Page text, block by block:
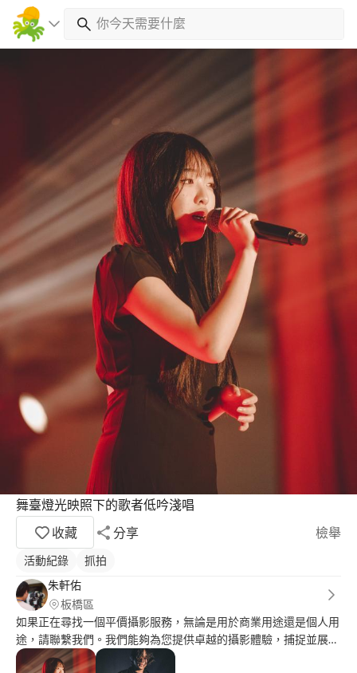
舞臺燈光映照下的歌者低吟淺唱
收藏
分享 檢舉
活動紀錄
抓拍
朱軒佑
板橋區
如果正在尋找一個平價攝影服務，無論是用於商業用途還是個人用
途，請聯繫我們。我們能夠為您提供卓越的攝影體驗，捕捉並展現
您的品牌、產品或活動的獨特之處。